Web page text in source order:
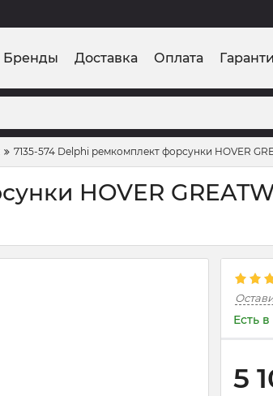
Бренды Доставка Оплата
7135-574 Delphi ремкомплект форсунки HOVER
HOVER
Есть
5